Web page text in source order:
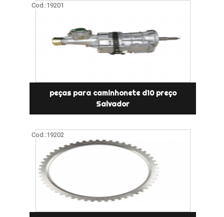
Cod.:19201
peças para caminhonete d10 preço
Salvador
Cod.:19202